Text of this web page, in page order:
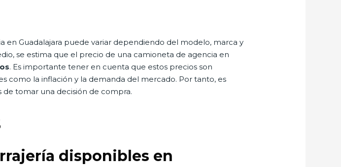
en Guadalajara puede variar dependiendo del modelo, marca y
se estima que el precio de una camioneta de agencia en
. Es importante tener en cuenta que estos precios son
como la inflación y la demanda del mercado. Por tanto, es
tomar una decisión de compra.
disponibles en